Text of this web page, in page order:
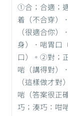
①合；合適；
着（不合穿）
（很適合你）
身）．啱胃口
口）。②對；
啱（講得對）
（這樣做才對
啱（答案很正
巧；湊巧：咁